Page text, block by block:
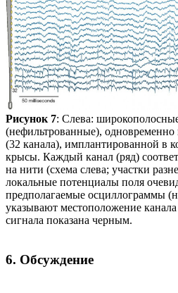
Рисунок 7: Слева:
(нефильтрованные),
(32 канала), имплантированной в
крысы. Каждый канал (ряд)
на нити (схема слева; участки
локальные потенциалы поля
предполагаемые осциллограммы
указывают местоположение
сигнала показана черным.
6. Обсуждение